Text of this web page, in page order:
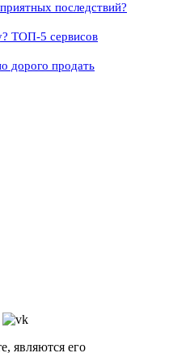
последствий?
ТОП-5 сервисов
дорого продать
являются его